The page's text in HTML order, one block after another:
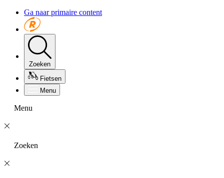
Ga naar primaire content
Zoeken
Fietsen
Menu
Menu
Zoeken